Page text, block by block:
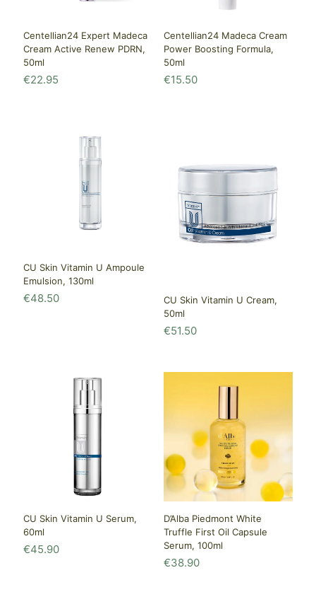
Centellian24 Expert Madeca
Cream Active Renew PDRN,
50ml
€22.95
Centellian24 Madeca Cream
Power Boosting Formula,
50ml
€15.50
CU Skin Vitamin U Ampoule
Emulsion, 130ml
€48.50
CU Skin Vitamin U Cream,
50ml
€51.50
CU Skin Vitamin U Serum,
60ml
€45.90
D’Alba Piedmont White
Truffle First Oil Capsule
Serum, 100ml
€38.90